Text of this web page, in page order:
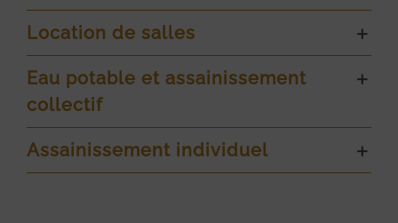
Location de salles
Eau potable et assainissement
collectif
Assainissement individuel